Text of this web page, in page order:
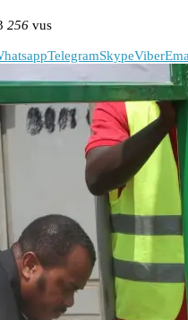
256 vus
TelegramSkypeViber